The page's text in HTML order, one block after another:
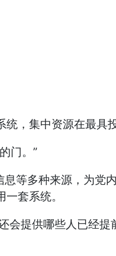
，集中资源在最具
门。”
等多种来源，为党
套系统。
会提供哪些人已经提